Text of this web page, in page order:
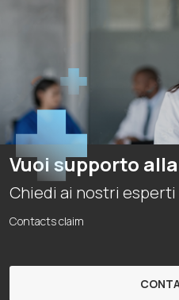
Vuoi supporto
Chiedi ai nostri esperti
Contacts claim